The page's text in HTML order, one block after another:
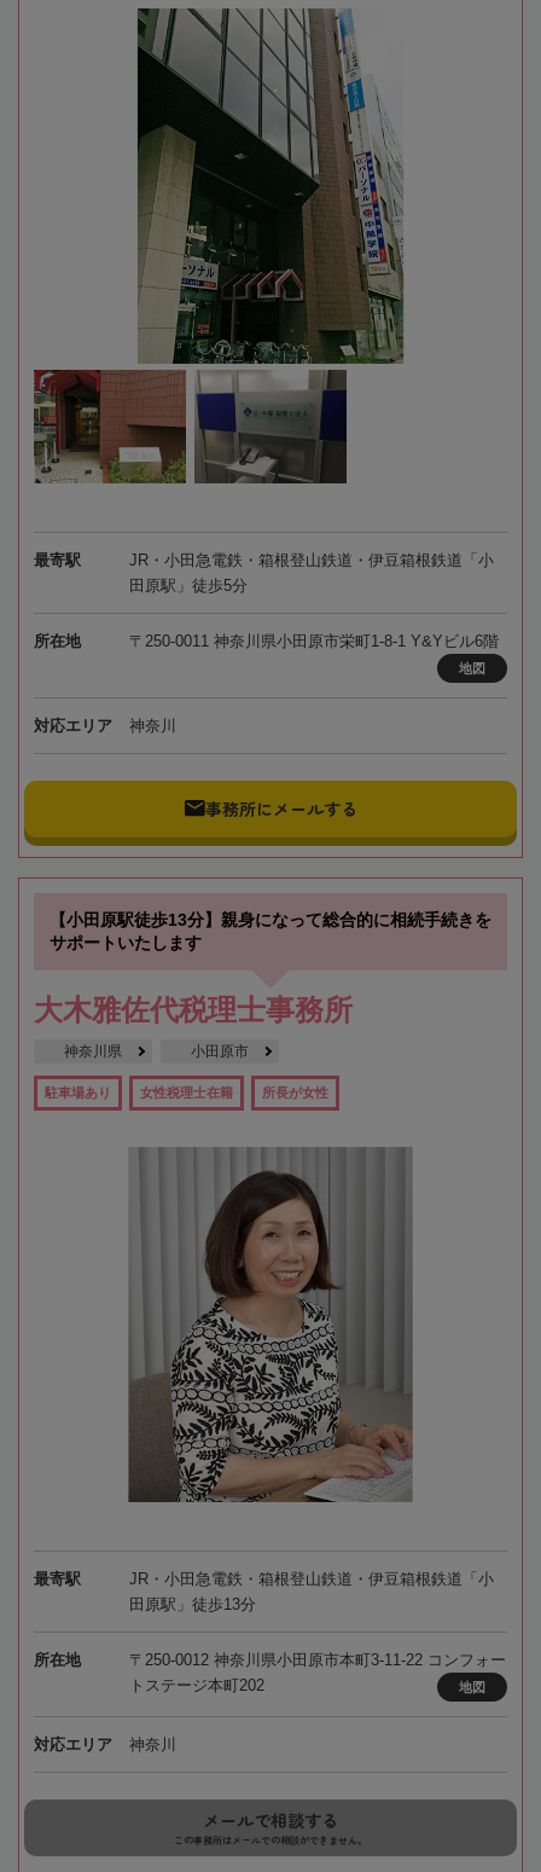
最寄駅
JR・小田急電鉄・箱根登山鉄道・伊豆箱根鉄道「小
田原駅」徒歩5分
所在地 〒250-0011 神奈川県小田原市栄町1-8-1 Y&Yビル6階
地図
対応エリア 神奈川
事務所にメールする
【小田原駅徒歩13分】親身になって総合的に相続手続きを
サポートいたします
大木雅佐代税理士事務所
神奈川県 小田原市
駐車場あり 女性税理士在籍 所長が女性
最寄駅
JR・小田急電鉄・箱根登山鉄道・伊豆箱根鉄道「小
田原駅」徒歩13分
所在地
〒250-0012 神奈川県小田原市本町3-11-22 コンフォー
トステージ本町202
地図
対応エリア 神奈川
メールで相談する
この事務所はメールでの相談ができません。